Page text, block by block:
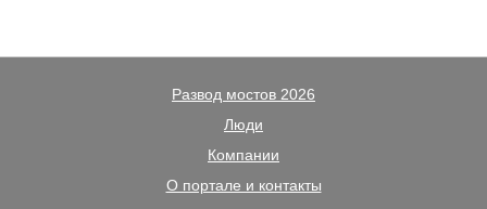
Развод мостов 2026
Люди
Компании
О портале и контакты